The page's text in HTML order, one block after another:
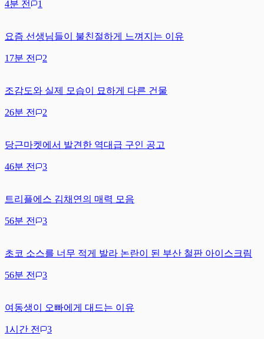
4분 전 1
요즘 선생님들이 불친절하게 느껴지는 이유
17분 전 2
조감도와 실제 모습이 묘하게 다른 건물
26분 전 2
당근마켓에서 발견한 역대급 구인 공고
46분 전 3
트리플에스 김채연의 매력 모음
56분 전 3
초코 소스를 너무 적게 발라 논란이 된 부산 철판 아이스크림
56분 전 3
여동생이 오빠에게 대드는 이유
1시간 전 3